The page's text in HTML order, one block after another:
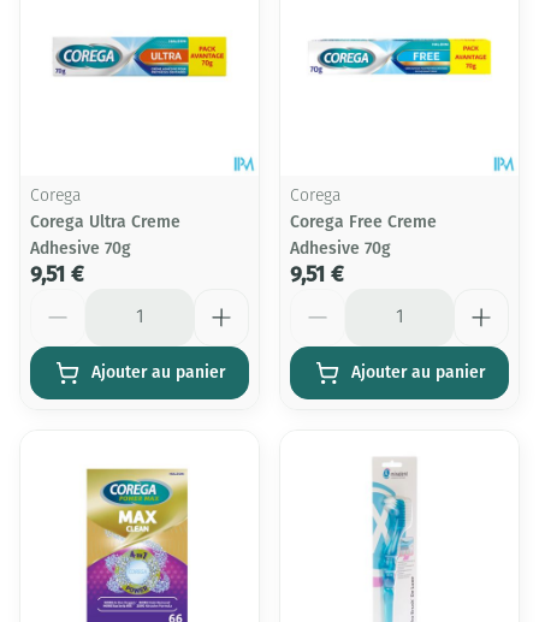
Corega
Corega Ultra Creme
Adhesive 70g
9,51 €
Ajouter au panier
Corega
Corega Free Creme
Adhesive 70g
9,51 €
Ajouter au panier